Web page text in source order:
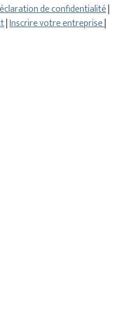
de confidentialité|
|Inscrire votre entreprise|